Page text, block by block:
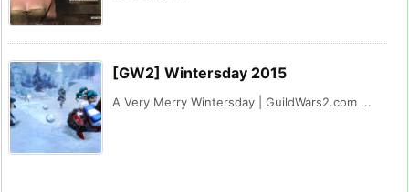
[GW2] Wintersday 2015
A Very Merry Wintersday | GuildWars2.com ...